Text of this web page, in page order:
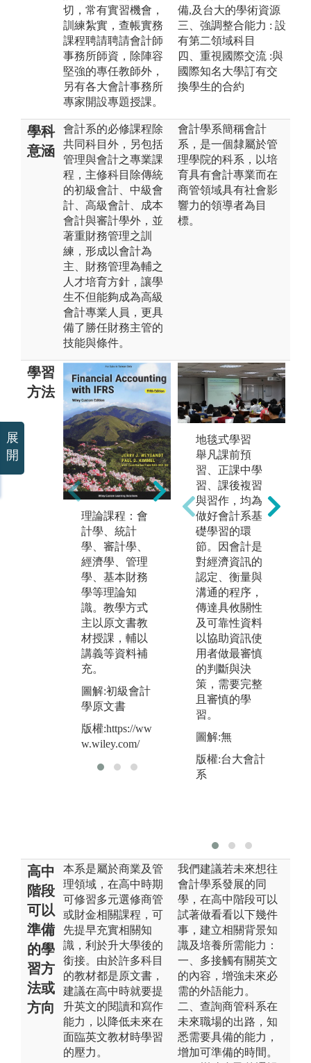
切，常有實習機會，
訓練紮實，查帳實務
課程聘請聘請會計師
事務所師資，除陣容
堅強的專任教師外，
另有各大會計事務所
專家開設專題授課。
備,及台大的學術資源
三、強調整合能力 : 設
有第二領域科目
四、重視國際交流 :與
國際知名大學訂有交
換學生的合約
學科
意涵
會計系的必修課程除
共同科目外，另包括
管理與會計之專業課
程，主修科目除傳統
的初級會計、中級會
計、高級會計、成本
會計與審計學外，並
著重財務管理之訓
練，形成以會計為
主、財務管理為輔之
人才培育方針，讓學
生不但能夠成為高級
會計專業人員，更具
備了勝任財務主管的
技能與條件。
會計學系簡稱會計
系，是一個隸屬於管
理學院的科系，以培
育具有會計專業而在
商管領域具有社會影
響力的領導者為目
標。
學習
方法
理論課程：會
計學、統計
學、審計學、
經濟學、管理
學、基本財務
學等理論知
識。教學方式
主以原文書教
材授課，輔以
講義等資料補
充。
圖解:初級會計
學原文書
版權:https://ww
w.wiley.com/
未上傳圖片
小組報告：以
會計及財務理
論為基礎，進
行企業研究與
市場分析，培
養團體合作的
精神及上台口
頭報告的能
力。
地毯式學習
舉凡課前預
習、正課中學
習、課後複習
與習作，均為
做好會計系基
礎學習的環
節。因會計是
對經濟資訊的
認定、衡量與
溝通的程序，
傳達具攸關性
及可靠性資料
以協助資訊使
用者做最審慎
的判斷與決
策，需要完整
且審慎的學
習。
圖解:無
版權:台大會計
系
高中
階段
可以
準備
的學
習方
法或
方向
本系是屬於商業及管
理領域，在高中時期
可修習多元選修商管
或財金相關課程，可
先提早充實相關知
識，利於升大學後的
銜接。由於許多科目
的教材都是原文書，
建議在高中時就要提
升英文的閱讀和寫作
能力，以降低未來在
面臨英文教材時學習
的壓力。
我們建議若未來想往
會計學系發展的同
學，在高中階段可以
試著做看看以下幾件
事，建立相關背景知
識及培養所需能力：
一、多接觸有關英文
的內容，增強未來必
需的外語能力。
二、查詢商管科系在
未來職場的出路，知
悉需要具備的能力，
增加可準備的時間。
展
開